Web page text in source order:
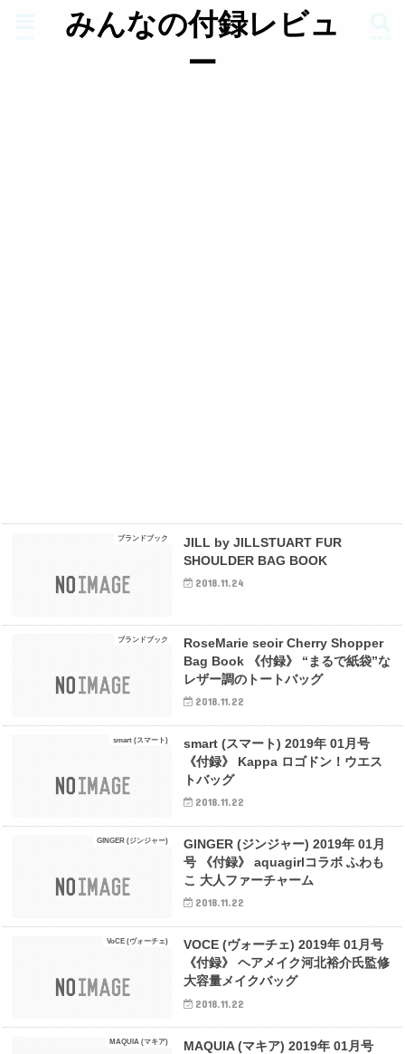
みんなの付録レビュ
ー
ブランドブック
JILL by JILLSTUART FUR
SHOULDER BAG BOOK
2018.11.24
ブランドブック
RoseMarie seoir Cherry Shopper
Bag Book 《付録》 “まるで紙袋”な
レザー調のトートバッグ
2018.11.22
smart (スマート)
smart (スマート) 2019年 01月号
《付録》 Kappa ロゴドン！ウエス
トバッグ
2018.11.22
GINGER (ジンジャー)
GINGER (ジンジャー) 2019年 01月
号 《付録》 aquagirlコラボ ふわも
こ 大人ファーチャーム
2018.11.22
VoCE (ヴォーチェ)
VOCE (ヴォーチェ) 2019年 01月号
《付録》 ヘアメイク河北裕介氏監修
大容量メイクバッグ
2018.11.22
MAQUIA (マキア)
MAQUIA (マキア) 2019年 01月号